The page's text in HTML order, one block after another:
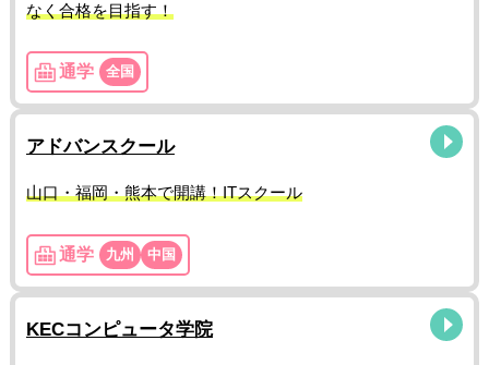
なく合格を目指す！
通学 全国
アドバンスクール
山口・福岡・熊本で開講！ITスクール
通学 九州 中国
KECコンピュータ学院